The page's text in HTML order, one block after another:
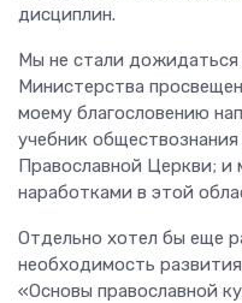
дисциплин.
Мы не стали
Министерства
моему благословению
учебник
Православной Церкви; и
наработками в этой
Отдельно хотел бы еще
необходимость
«Основы православной